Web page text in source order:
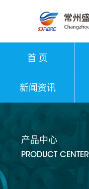
首 页
新闻资讯
产品中心
PRODUCT CENTER